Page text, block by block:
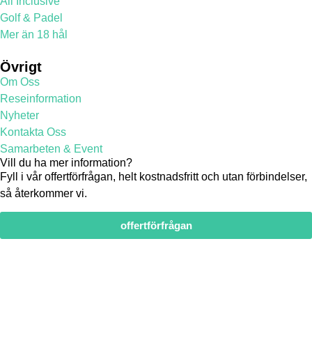
Golf & Padel
Mer än 18 hål
Övrigt
Om Oss
Reseinformation
Nyheter
Kontakta Oss
Samarbeten & Event
Vill du ha mer information?
Fyll i vår offertförfrågan, helt kostnadsfritt och utan förbindelser,
så återkommer vi.
offertförfrågan